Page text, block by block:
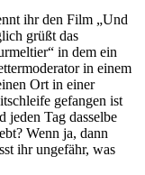
ihr den Film „Und
grüßt das
in dem ein
in einem
Ort in einer
gefangen ist
jeden Tag dasselbe
Wenn ja, dann
ihr ungefähr, was